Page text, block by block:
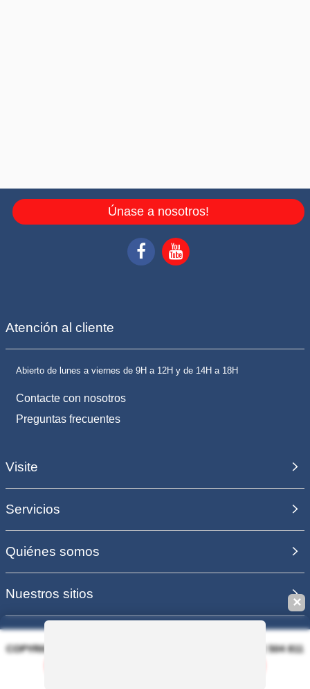
Únase a nosotros!
Atención al cliente
Abierto de lunes a viernes de 9H a 12H y de 14H a 18H
Contacte con nosotros
Preguntas frecuentes
Visite
Servicios
Quiénes somos
Nuestros sitios
COPYRIGHT 2006 - 2025 - EQUIRODI SAS - R.C.S. DOLE 504 811
✕